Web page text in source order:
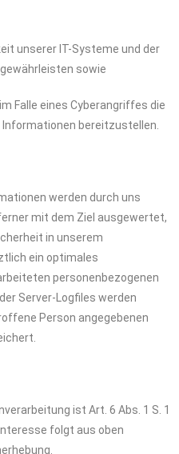
unserer IT-Systeme und der
sowie
Falle eines Cyberangriffes die
bereitzustellen.
werden durch uns
mit dem Ziel ausgewertet,
in unserem
ein optimales
personenbezogenen
Server-Logfiles werden
Person angegebenen
ist Art. 6 Abs. 1 S. 1
folgt aus oben